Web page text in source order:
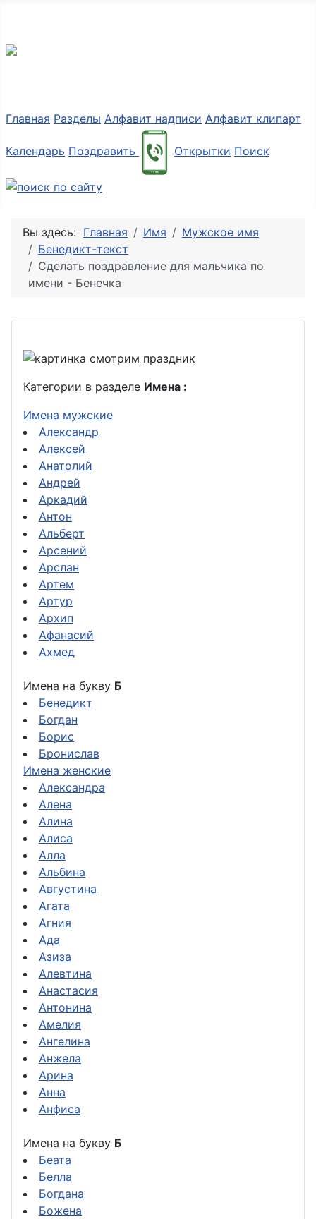
Главная Разделы Алфавит надписи Алфавит клипарт
Календарь Поздравить Открытки Поиск
Вы здесь: Главная Имя
Мужское имя
Бенедикт-текст
Сделать поздравление для мальчика по
имени - Бенечка
Категории в разделе Имена :
Имена мужские
Александр
Алексей
Анатолий
Андрей
Аркадий
Антон
Альберт
Арсений
Арслан
Артем
Артур
Архип
Афанасий
Ахмед
Имена на букву Б
Бенедикт
Богдан
Борис
Бронислав
Имена женские
Александра
Алена
Алина
Алиса
Алла
Альбина
Августина
Агата
Агния
Ада
Азиза
Алевтина
Анастасия
Антонина
Амелия
Ангелина
Анжела
Арина
Анна
Анфиса
Имена на букву Б
Беата
Белла
Богдана
Божена